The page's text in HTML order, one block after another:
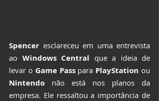
Spencer esclareceu em uma entrevista
ao Windows Central que a ideia de
levar o Game Pass para PlayStation
Nintendo não está nos planos da
empresa. Ele ressaltou a importância de